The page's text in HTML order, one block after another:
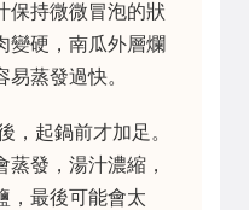
保持微微冒泡的狀
變硬，南瓜外層爛
蒸發過快。
，起鍋前才加足。
蒸發，湯汁濃縮，
，最後可能會太